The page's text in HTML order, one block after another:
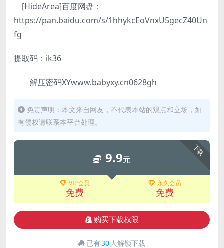
[HideArea]百度网盘：
https://pan.baidu.com/s/1hhykcEoVnxU5gecZ40Un
fg
提取码：ik36
解压密码XYwww.babyxy.cn0628gh
免责声明：本文来自网友，不代表本站的观点和立场，如
有侵权请联系本平台处理。
下载
9.9元
VIP会员
免费
永久会员
免费
购买下载权限
已有30 人解锁下载